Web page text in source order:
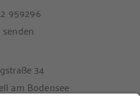
959296
34
am Bodensee